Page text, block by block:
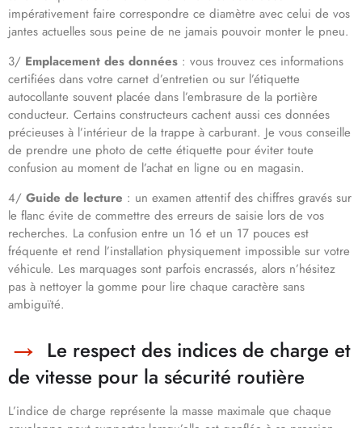
impérativement faire correspondre ce diamètre avec celui de vos
jantes actuelles sous peine de ne jamais pouvoir monter le pneu.
3/ Emplacement des données : vous trouvez ces informations
certifiées dans votre carnet d’entretien ou sur l’étiquette
autocollante souvent placée dans l’embrasure de la portière
conducteur. Certains constructeurs cachent aussi ces données
précieuses à l’intérieur de la trappe à carburant. Je vous conseille
de prendre une photo de cette étiquette pour éviter toute
confusion au moment de l’achat en ligne ou en magasin.
4/ Guide de lecture : un examen attentif des chiffres gravés sur
le flanc évite de commettre des erreurs de saisie lors de vos
recherches. La confusion entre un 16 et un 17 pouces est
fréquente et rend l’installation physiquement impossible sur votre
véhicule. Les marquages sont parfois encrassés, alors n’hésitez
pas à nettoyer la gomme pour lire chaque caractère sans
ambiguïté.
Le respect des indices de charge et
de vitesse pour la sécurité routière
L’indice de charge représente la masse maximale que chaque